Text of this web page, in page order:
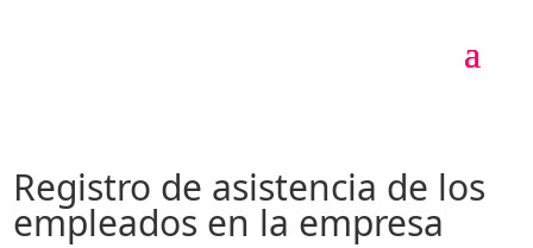
Registro de asistencia de los
empleados en la empresa